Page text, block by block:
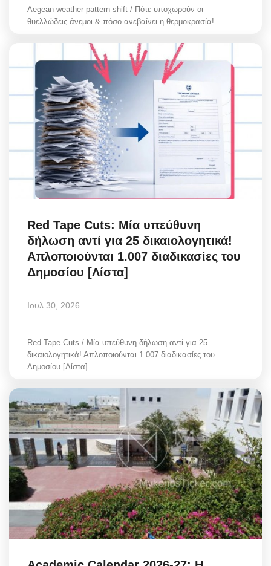
Aegean weather pattern shift / Πότε υποχωρούν οι
θυελλώδεις άνεμοι & πόσο ανεβαίνει η θερμοκρασία!
Red Tape Cuts: Μία υπεύθυνη
δήλωση αντί για 25 δικαιολογητικά!
Απλοποιούνται 1.007 διαδικασίες του
Δημοσίου [Λίστα]
Ιουλ 30, 2026
Red Tape Cuts / Μία υπεύθυνη δήλωση αντί για 25
δικαιολογητικά! Απλοποιούνται 1.007 διαδικασίες του
Δημοσίου [Λίστα]